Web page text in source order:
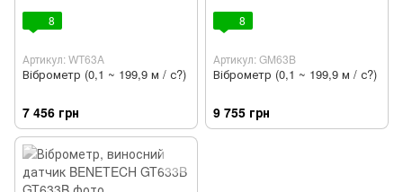
8
Артикул: WT63A
Віброметр (0,1 ~ 199,9 м / с?)
7 456 грн
8
Артикул: GM63B
Віброметр (0,1 ~ 199,9 м / с?)
9 755 грн